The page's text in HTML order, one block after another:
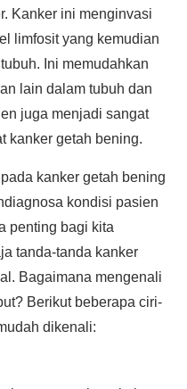
Kanker ini menginvasi
limfosit yang kemudian
Ini memudahkan
lain dalam tubuh dan
juga menjadi sangat
kanker getah bening.
kanker getah bening
kondisi pasien
penting bagi kita
tanda-tanda kanker
Bagaimana mengenali
Berikut beberapa ciri-
dikenali: